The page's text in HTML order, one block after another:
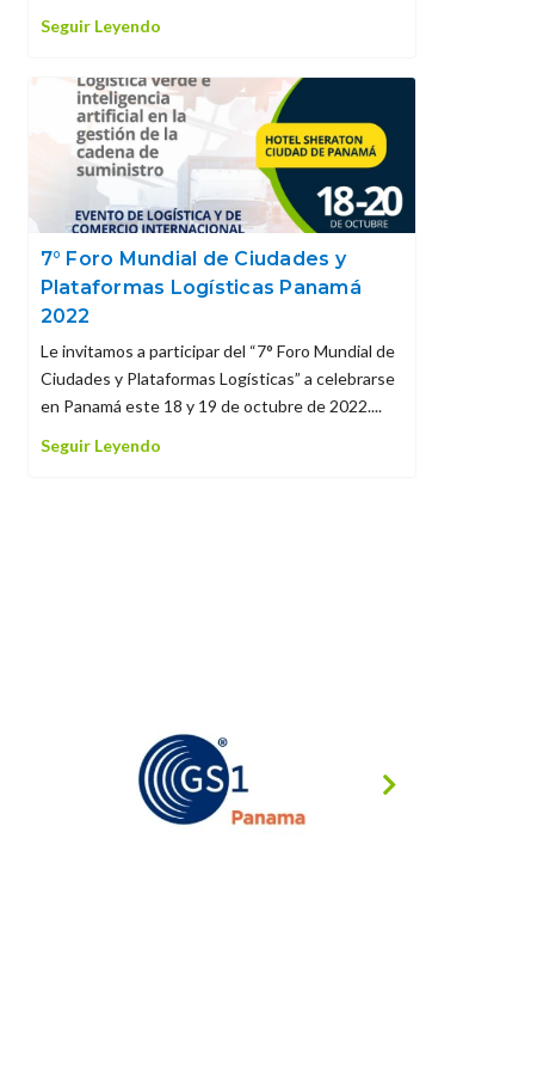
Seguir Leyendo
7° Foro Mundial de Ciudades y
Plataformas Logísticas Panamá
2022
Le invitamos a participar del “7° Foro Mundial de
Ciudades y Plataformas Logísticas” a celebrarse
en Panamá este 18 y 19 de octubre de 2022....
Seguir Leyendo